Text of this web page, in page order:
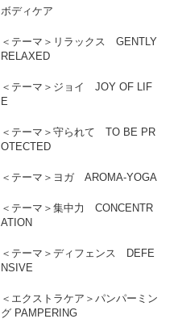
ボディケア
＜テーマ＞リラックス GENTLY
RELAXED
＜テーマ＞ジョイ JOY OF LIF
E
＜テーマ＞守られて TO BE PR
OTECTED
＜テーマ＞ヨガ AROMA-YOGA
＜テーマ＞集中力 CONCENTR
ATION
＜テーマ＞ディフェンス DEFE
NSIVE
＜エクストラケア＞パンパーミン
グ PAMPERING